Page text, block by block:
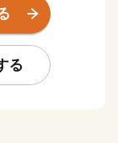
。
、皆さまの応
る